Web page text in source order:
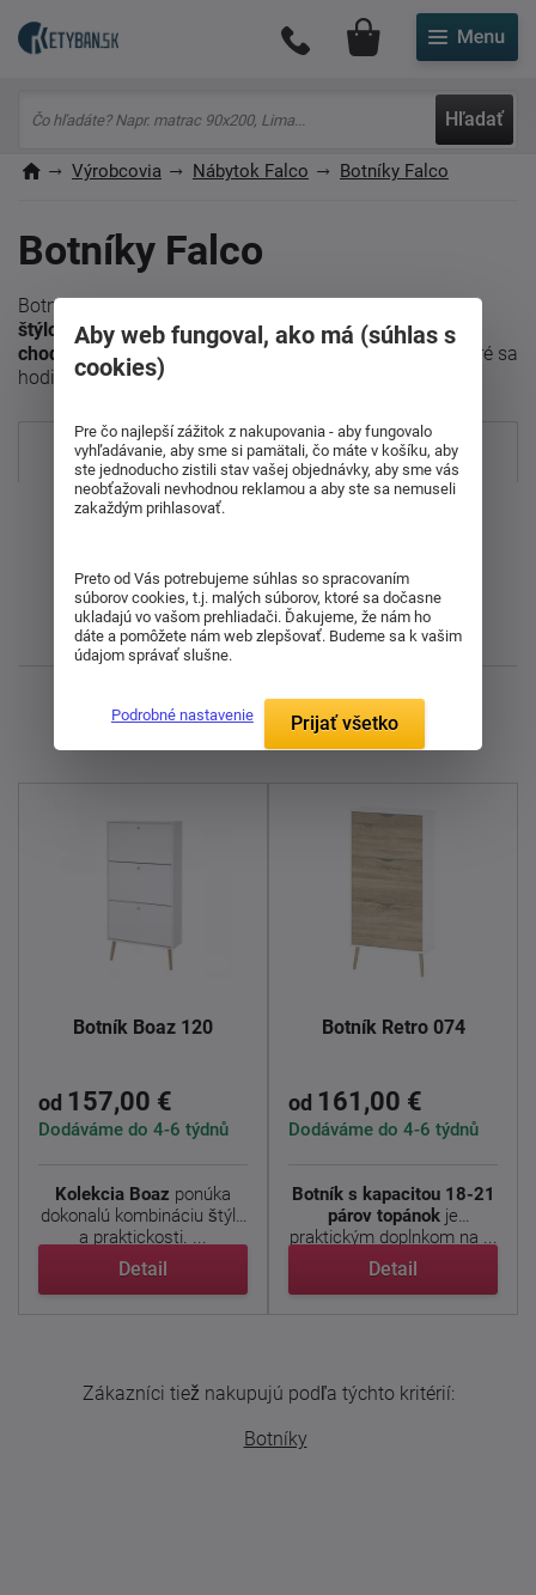
Hľadať
Môj účet
Výrobcovia Nábytok Falco Botníky Falco
Botníky Falco
Botníky od spoločnostiNábytok Falcosúpraktickým a
štýlovým riešenímna uloženie obuvi vpredsieni či
chodbe
. V ponuke nájdete rôzne veľkosti a dizajny
, ktoré sa
hodia do každého interiéru.
Najpredávanejšie
Od najdrahšieho
Od najlacnejšieho
Najnovšie
Zobrazujem 1 - 2 z 2
Botník Boaz 120
od 157,00 €
Dodáváme do 4-6 týdnů
Kolekcia Boaz ponúka
dokonalú kombináciu štýlu
a praktickosti. ...
Detail
Botník Retro 074
od 161,00 €
Dodáváme do 4-6 týdnů
Botník s kapacitou 18-21
párov topánok je
praktickým doplnkom na ...
Detail
Zákazníci tiež nakupujú podľa týchto kritérií:
Botníky
Aby web fungoval, ako má (súhlas s
cookies)
Pre čo najlepší zážitok z nakupovania - aby fungovalo
vyhľadávanie, aby sme si pamätali, čo máte v košíku, aby
ste jednoducho zistili stav vašej objednávky, aby sme vás
neobťažovali nevhodnou reklamou a aby ste sa nemuseli
zakaždým prihlasovať.
Preto od Vás potrebujeme súhlas so spracovaním
súborov cookies, t.j. malých súborov, ktoré sa dočasne
ukladajú vo vašom prehliadači. Ďakujeme, že nám ho
dáte a pomôžete nám web zlepšovať. Budeme sa k vašim
údajom správať slušne.
Podrobné nastavenie Prijať všetko